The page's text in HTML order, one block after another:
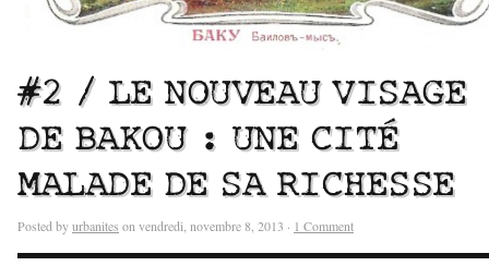
#2 / LE NOUVEAU VISAGE
DE BAKOU : UNE CITÉ
MALADE DE SA RICHESSE
Posted byurbanites on vendredi, novembre 8, 2013 · 1 Comment